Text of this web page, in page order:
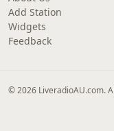
Add Station
Widgets
Feedback
© 2026 LiveradioAU.com.